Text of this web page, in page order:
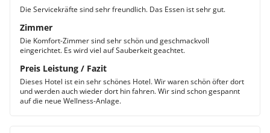
Die Servicekräfte sind sehr freundlich. Das Essen ist sehr gut.
Zimmer
Die Komfort-Zimmer sind sehr schön und geschmackvoll
eingerichtet. Es wird viel auf Sauberkeit geachtet.
Preis Leistung / Fazit
Dieses Hotel ist ein sehr schönes Hotel. Wir waren schön öfter dort
und werden auch wieder dort hin fahren. Wir sind schon gespannt
auf die neue Wellness-Anlage.